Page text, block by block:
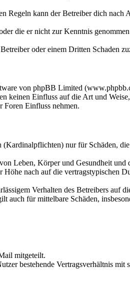
Regeln kann der Betreiber dich nach
die er nicht zur Kenntnis
oder einem Dritten Schaden
von phpBB Limited
keinen Einfluss auf die Art und
Foren Einfluss nehmen.
nur für Schäden,
Leben, Körper und Gesundheit und
nach auf die vertragstypischen
Verhalten des Betreibers auf
auch für mittelbare Schäden,
mitgeteilt.
bestehende Vertragsverhältnis mit